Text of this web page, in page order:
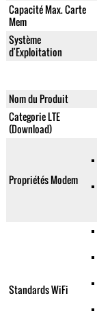
Capacité Max. Carte
Mem
Système
d'Exploitation
Nom du Produit
Categorie LTE
(Download)
Propriétés Modem
Standards WiFi